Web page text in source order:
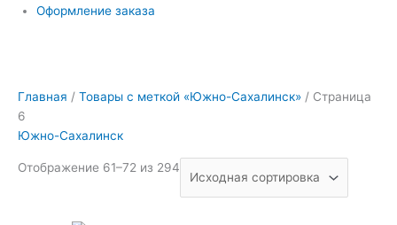
Оформление заказа
Главная / Товары с меткой «Южно-Сахалинск» / Страница
6
Южно-Сахалинск
Отображение 61–72 из 294